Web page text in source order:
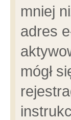
mniej
adres
mógł